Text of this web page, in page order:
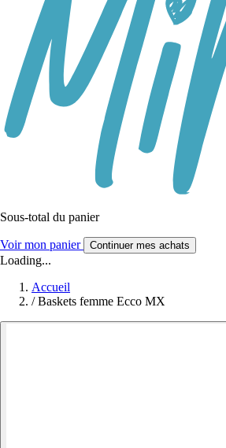
Sous-total du panier
Voir mon panier Continuer mes achats
Loading...
Accueil
/ Baskets femme Ecco MX